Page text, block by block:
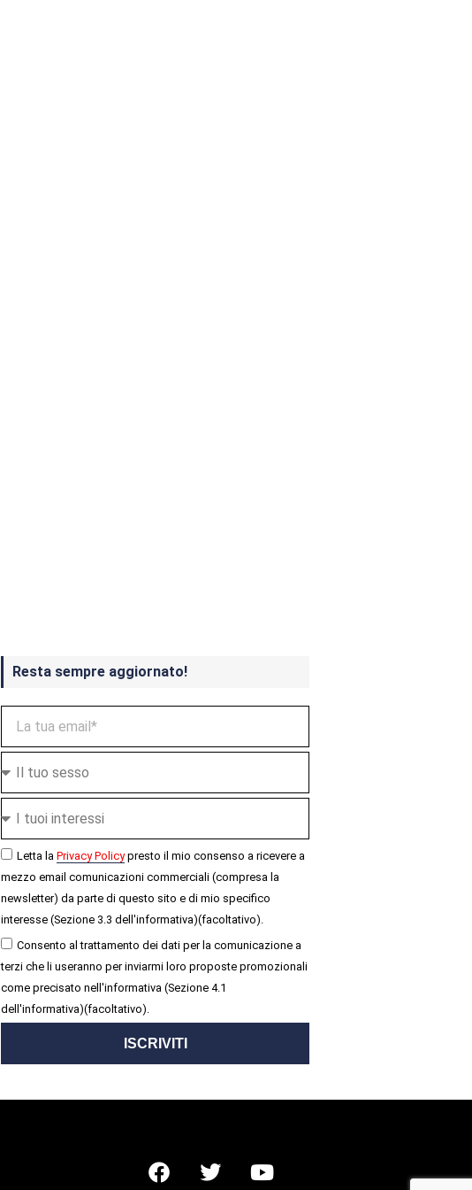
Resta sempre aggiornato!
Letta la Privacy Policypresto il mio consenso a ricevere a
mezzo email comunicazioni commerciali (compresa la
newsletter) da parte di questo sito e di mio specifico
interesse (Sezione 3.3 dell'informativa)(facoltativo).
Consento al trattamento dei dati per la comunicazione a
terzi che li useranno per inviarmi loro proposte promozionali
come precisato nell'informativa (Sezione 4.1
dell'informativa)(facoltativo).
ISCRIVITI